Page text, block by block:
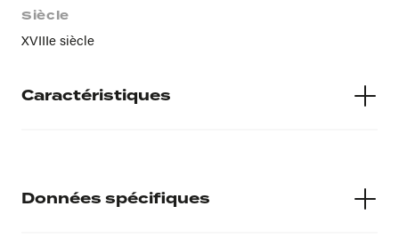
Siècle
XVIIIe siècle
Caractéristiques
Données spécifiques